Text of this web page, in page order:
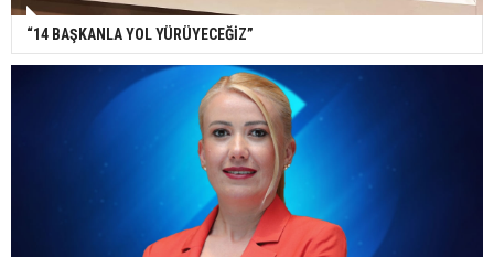
“14 BAŞKANLA YOL YÜRÜYECEĞİZ”